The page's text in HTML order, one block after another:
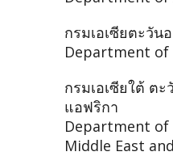
กรมเอเซียตะวัน
Department of
กรมเอเซียใต้ ต
แอฟริกา
Department of
Middle East